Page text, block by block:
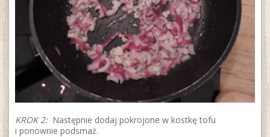
KROK 2:Następnie dodaj pokrojone w kostkę tofu
i ponownie podsmaż.